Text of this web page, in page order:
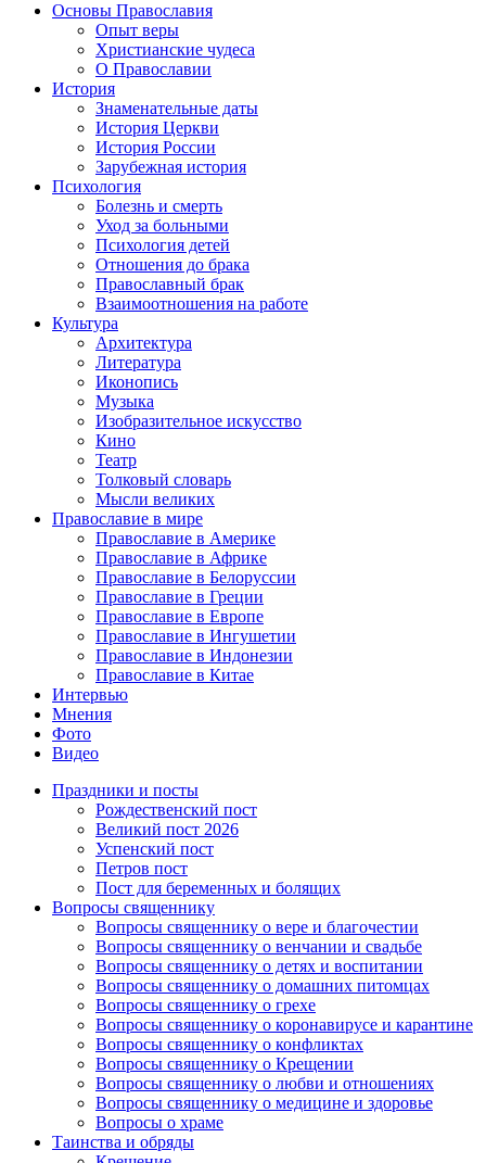
Основы Православия
Опыт веры
Христианские чудеса
О Православии
История
Знаменательные даты
История Церкви
История России
Зарубежная история
Психология
Болезнь и смерть
Уход за больными
Психология детей
Отношения до брака
Православный брак
Взаимоотношения на работе
Культура
Архитектура
Литература
Иконопись
Музыка
Изобразительное искусство
Кино
Театр
Толковый словарь
Мысли великих
Православие в мире
Православие в Америке
Православие в Африке
Православие в Белоруссии
Православие в Греции
Православие в Европе
Православие в Ингушетии
Православие в Индонезии
Православие в Китае
Интервью
Мнения
Фото
Видео
Праздники и посты
Рождественский пост
Великий пост 2026
Успенский пост
Петров пост
Пост для беременных и болящих
Вопросы священнику
Вопросы священнику о вере и благочестии
Вопросы священнику о венчании и свадьбе
Вопросы священнику о детях и воспитании
Вопросы священнику о домашних питомцах
Вопросы священнику о грехе
Вопросы священнику о коронавирусе и карантине
Вопросы священнику о конфликтах
Вопросы священнику о Крещении
Вопросы священнику о любви и отношениях
Вопросы священнику о медицине и здоровье
Вопросы о храме
Таинства и обряды